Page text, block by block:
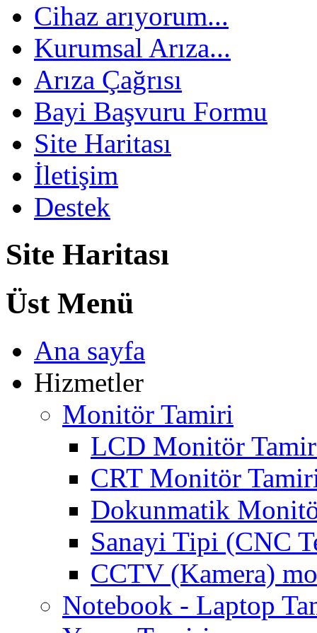
Cihaz arıyorum...
Kurumsal Arıza...
Arıza Çağrısı
Bayi Başvuru Formu
Site Haritası
İletişim
Destek
Site Haritası
Üst Menü
Ana sayfa
Hizmetler
Monitör Tamiri
LCD Monitör
CRT Monitör
Dokunmatik
Sanayi Tipi (CNC
CCTV (Kamera)
Notebook - Laptop